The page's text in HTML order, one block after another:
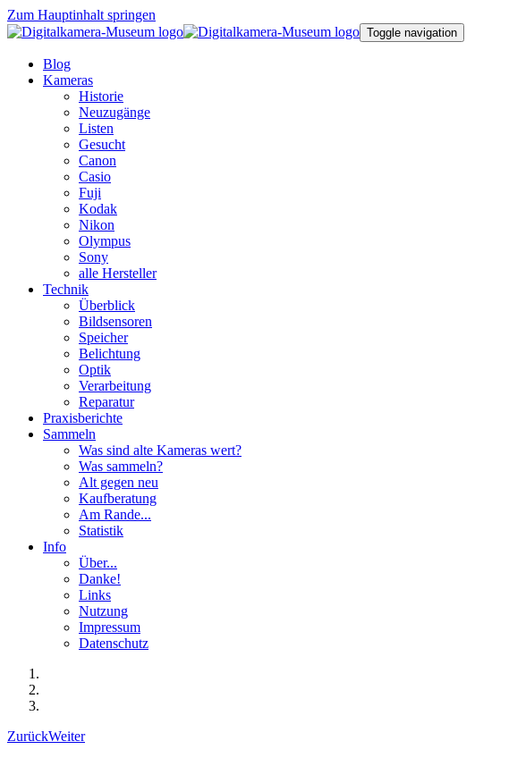
Zum Hauptinhalt springen
Toggle navigation
Blog
Kameras
Historie
Neuzugänge
Listen
Gesucht
Canon
Casio
Fuji
Kodak
Nikon
Olympus
Sony
alle Hersteller
Technik
Überblick
Bildsensoren
Speicher
Belichtung
Optik
Verarbeitung
Reparatur
Praxisberichte
Sammeln
Was sind alte Kameras wert?
Was sammeln?
Alt gegen neu
Kaufberatung
Am Rande...
Statistik
Info
Über...
Danke!
Links
Nutzung
Impressum
Datenschutz
ZurückWeiter